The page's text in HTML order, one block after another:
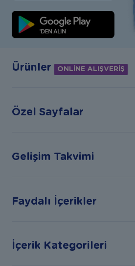
Ürünler ONLİNE ALIŞVERİŞ
Özel Sayfalar
Gelişim Takvimi
Faydalı İçerikler
İçerik Kategorileri